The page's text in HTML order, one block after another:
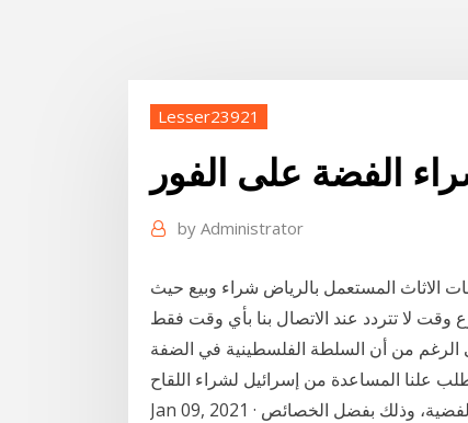
Lesser23921
الفضة على الفور
by Administrator
ونقوم بتقديم خدمات الاثاث المستعمل بالرياض شراء وبيع حيث
وقت لا تتردد عند الاتصال بنا بأي وقت فقط
من أن السلطة الفلسطينية في الضفة
Jan 09, 2021 · كما يشير الموقع إلى أن الجراثيم لا تنتشر على الأسطح الفضية، وذلك بفضل الخصائص